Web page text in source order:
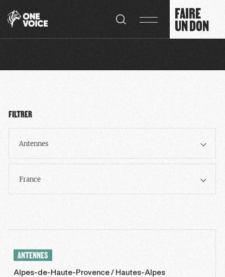
FAIRE
UN DON
FILTRER
Antennes
France
ANTENNES
Alpes-de-Haute-Provence / Hautes-Alpes